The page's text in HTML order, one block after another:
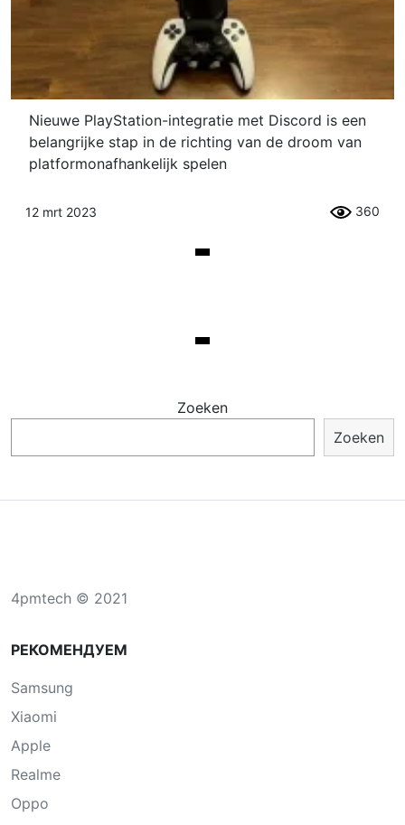
Nieuwe PlayStation-integratie met Discord is een
belangrijke stap in de richting van de droom van
platformonafhankelijk spelen
12 mrt 2023 360
Zoeken
Zoeken
4pmtech © 2021
РЕКОМЕНДУЕМ
Samsung
Xiaomi
Apple
Realme
Oppo